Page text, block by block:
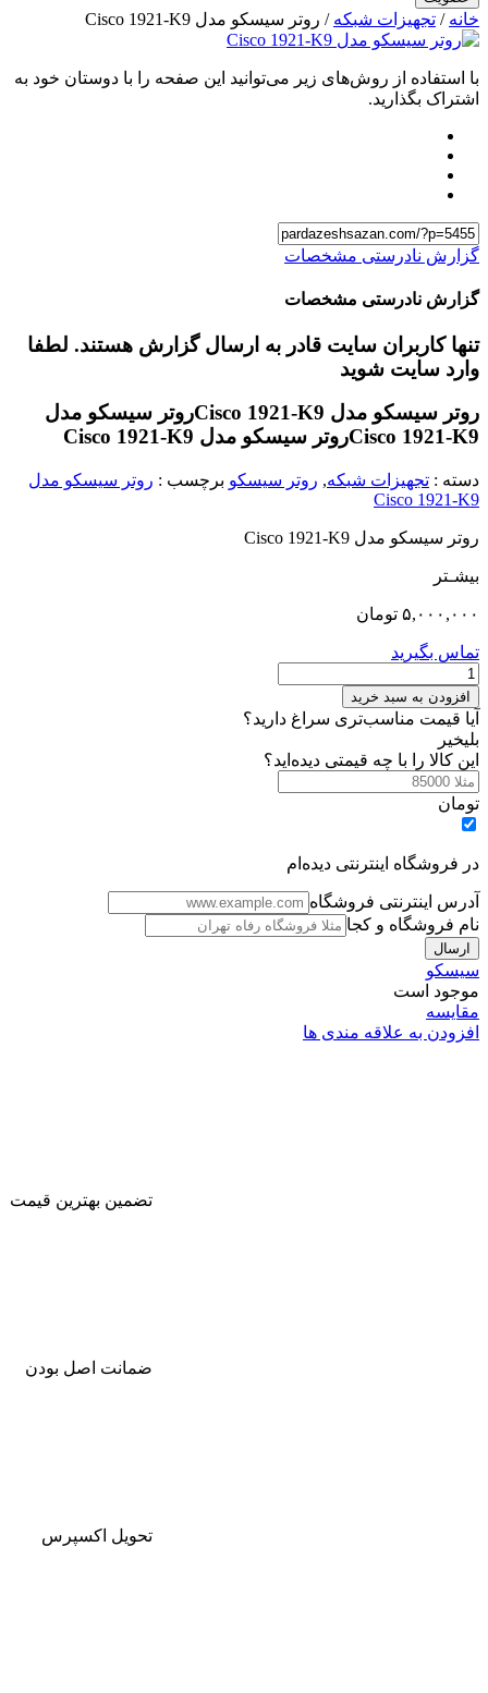
خانه / تجهیزات شبکه / روتر سیسکو مدل Cisco 1921-K9
با استفاده از روش‌های زیر می‌توانید این صفحه را با دوستان خود به
اشتراک بگذارید.
گزارش نادرستی مشخصات
گزارش نادرستی مشخصات
تنها کاربران سایت قادر به ارسال گزارش هستند. لطفا
وارد سایت شوید
روتر سیسکو مدل Cisco 1921-K9
روتر سیسکو مدل
Cisco 1921-K9روتر سیسکو مدل Cisco 1921-K9
دسته : تجهیزات شبکه, روتر سیسکو برچسب : روتر سیسکو مدل
Cisco 1921-K9
روتر سیسکو مدل Cisco 1921-K9
بیشـتر
۵,۰۰۰,۰۰۰ تومان
تماس بگیرید
روتر
سیسکو
مدل
Cisco
1921-
K9
عدد
افزودن به سبد خرید
آیا قیمت مناسب‌تری سراغ دارید؟
بلیخیر
این کالا را با چه قیمتی دیده‌اید؟
تومان
در فروشگاه اینترنتی دیده‌ام
آدرس اینترنتی فروشگاه
نام فروشگاه و کجا
سیسکو
موجود است
مقایسه
افزودن به علاقه مندی ها
تضمین بهترین قیمت
ضمانت اصل بودن
تحویل اکسپرس